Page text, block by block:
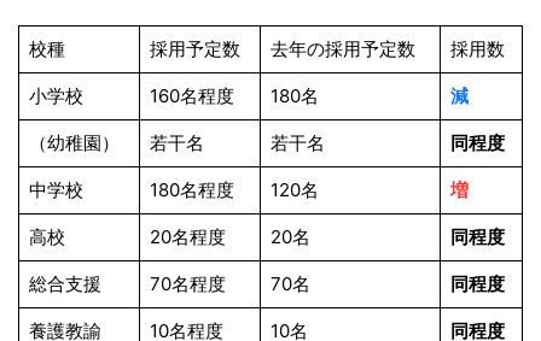
校種 採用予定数 去年の採用予定数 採用数
小学校 160名程度 180名 減
（幼稚園） 若干名 若干名 同程度
中学校 180名程度 120名 増
高校 20名程度 20名 同程度
総合支援 70名程度 70名 同程度
養護教諭 10名程度 10名 同程度